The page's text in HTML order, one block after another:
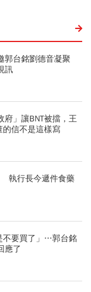
郭台銘劉德音凝聚
訊
府」讓BNT被擋，王
的信不是這樣寫
執行長今遞件食藥
不要買了」…郭台銘
應了